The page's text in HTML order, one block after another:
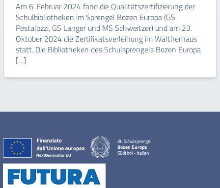
Am 6. Februar 2024 fand die Qualitätszertifizierung der
Schulbibliotheken im Sprengel Bozen Europa (GS
Pestalozzi, GS Langer und MS Schweitzer) und am 23.
Oktober 2024 die Zertifikatsverleihung im Waltherhaus
statt. Die Bibliotheken des Schulsprengels Bozen Europa
[…]
dt. Schulsprengel
Bozen Europa
Südtirol - Italien